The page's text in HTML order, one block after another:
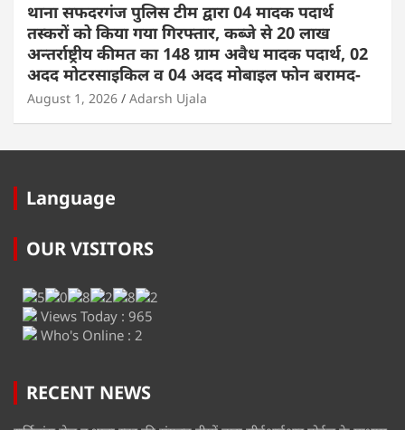
थाना सफदरगंज पुलिस टीम द्वारा 04 मादक पदार्थ
तस्करों को किया गया गिरफ्तार, कब्जे से 20 लाख
अन्तर्राष्ट्रीय कीमत का 148 ग्राम अवैध मादक पदार्थ, 02
अदद मोटरसाइकिल व 04 अदद मोबाइल फोन बरामद-
August 1, 2026 Adarsh Ujala
Language
OUR VISITORS
Views Today : 965
Who's Online : 2
RECENT NEWS